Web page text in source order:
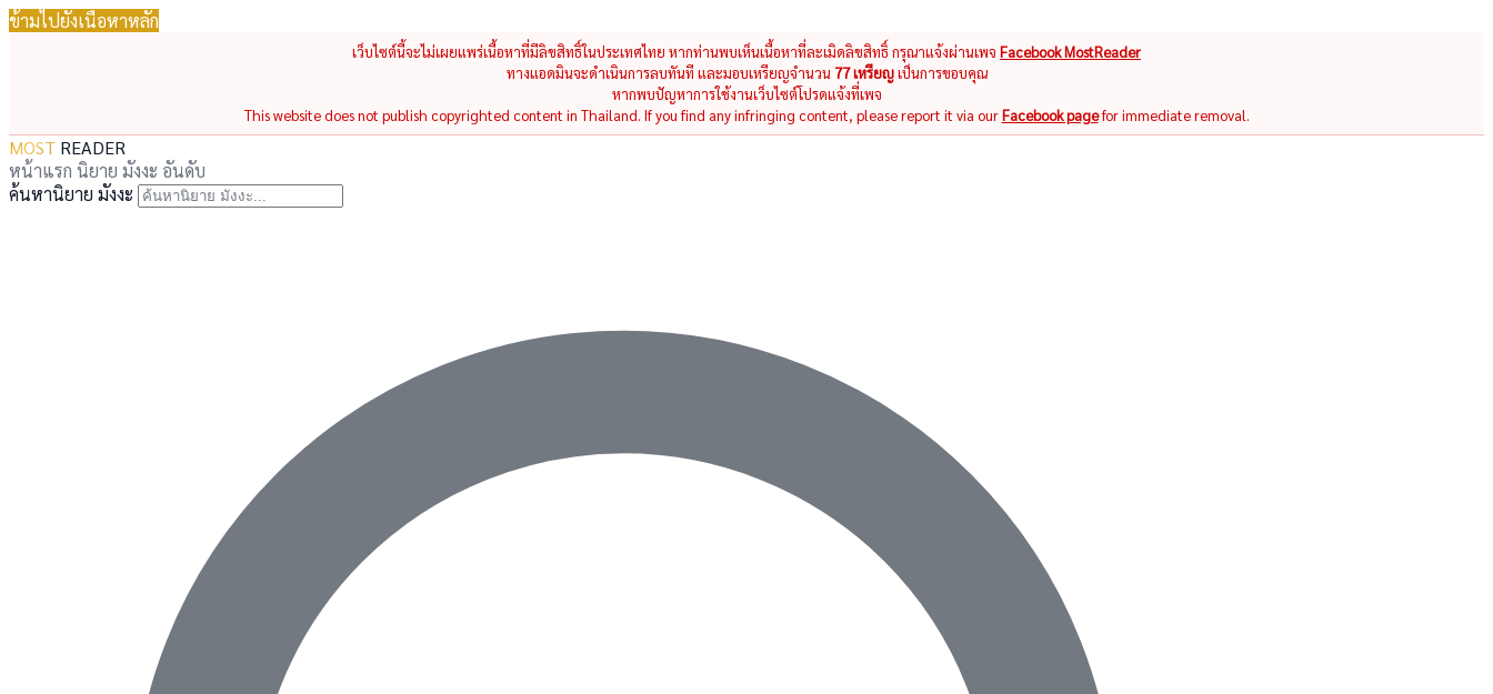
ข้ามไปยังเนื้อหาหลัก
เว็บไซต์นี้จะไม่เผยแพร่เนื้อหาที่มีลิขสิทธิ์ในประเทศไทย หากท่านพบเห็นเนื้อหาที่ละเมิดลิขสิทธิ์ กรุณาแจ้งผ่านเพจ Facebook MostReader
ทางแอดมินจะดำเนินการลบทันที และมอบเหรียญจำนวน 77 เหรียญเป็นการขอบคุณ
หากพบปัญหาการใช้งานเว็บไซต์โปรดแจ้งที่เพจ
This website does not publish copyrighted content in Thailand. If you find any infringing content, please report it via ourFacebook pagefor immediate removal.
MOST READER
หน้าแรก นิยาย มังงะ อันดับ
ค้นหานิยาย มังงะ